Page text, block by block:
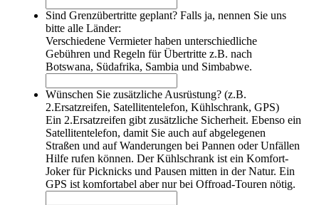
Familien-Camper in Namibia, bis zu 8 Personen, bis zu 6
Personen bei Camping
Anfrageformular
Bei Mietwagen-Buchung inklusive: Premium-Vorteile vom
Namibia-Spezialisten
Sind Grenzübertritte geplant? Falls ja, nennen Sie uns
bitte alle Länder:
Verschiedene Vermieter haben unterschiedliche
Gebühren und Regeln für Übertritte z.B. nach
Botswana, Südafrika, Sambia und Simbabwe.
Wünschen Sie zusätzliche Ausrüstung? (z.B.
2.Ersatzreifen, Satellitentelefon, Kühlschrank, GPS)
Ein 2.Ersatzreifen gibt zusätzliche Sicherheit. Ebenso ein
Satellitentelefon, damit Sie auch auf abgelegenen
Straßen und auf Wanderungen bei Pannen oder Unfällen
Hilfe rufen können. Der Kühlschrank ist ein Komfort-
Joker für Picknicks und Pausen mitten in der Natur. Ein
GPS ist komfortabel aber nur bei Offroad-Touren nötig.